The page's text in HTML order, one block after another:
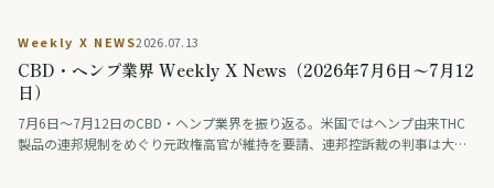
れた大麻製剤（THC主体とCBD主体）を企業として初めて登録し、欧州有数
の医療大麻市場が動き出した。
Weekly X NEWS2026.07.13
CBD・ヘンプ業界 Weekly X News（2026年7月6日〜7月12
日）
7月6日〜7月12日のCBD・ヘンプ業界を振り返る。米国ではヘンプ由来THC
製品の連邦規制をめぐり元政権高官が維持を要請、連邦控訴裁の判事は大麻